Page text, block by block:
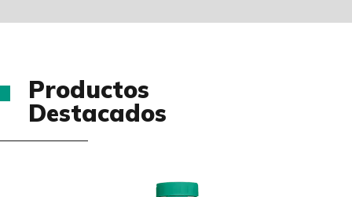
Productos
Destacados